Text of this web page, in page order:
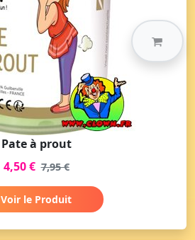
Pate à prout
4,50 € 7,95 €
Voir le Produit